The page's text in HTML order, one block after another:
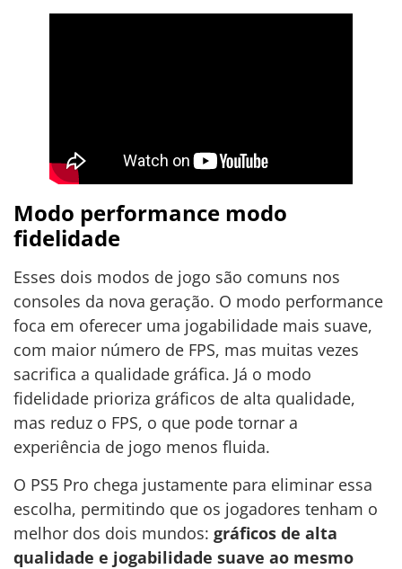
Modo performance modo
fidelidade
Esses dois modos de jogo são comuns nos
consoles da nova geração. O modo performance
foca em oferecer uma jogabilidade mais suave,
com maior número de FPS, mas muitas vezes
sacrifica a qualidade gráfica. Já o modo
fidelidade prioriza gráficos de alta qualidade,
mas reduz o FPS, o que pode tornar a
experiência de jogo menos fluida.
O PS5 Pro chega justamente para eliminar essa
escolha, permitindo que os jogadores tenham o
melhor dos dois mundos: gráficos de alta
qualidade e jogabilidade suave ao mesmo